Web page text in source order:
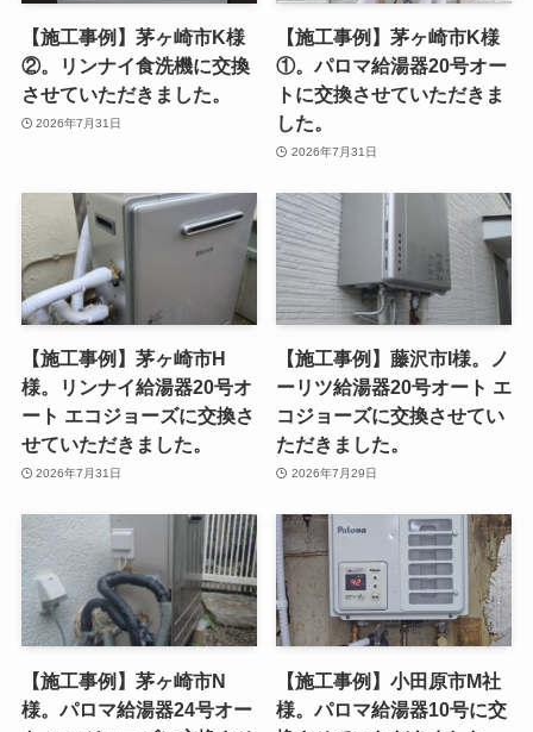
【施工事例】茅ヶ崎市K様
②。リンナイ食洗機に交換
させていただきました。
2026年7月31日
【施工事例】茅ヶ崎市K様
①。パロマ給湯器20号オー
トに交換させていただきま
した。
2026年7月31日
【施工事例】茅ヶ崎市H
様。リンナイ給湯器20号オ
ート エコジョーズに交換さ
せていただきました。
2026年7月31日
【施工事例】藤沢市I様。ノ
ーリツ給湯器20号オート エ
コジョーズに交換させてい
ただきました。
2026年7月29日
【施工事例】茅ヶ崎市N
様。パロマ給湯器24号オー
【施工事例】小田原市M社
様。パロマ給湯器10号に交